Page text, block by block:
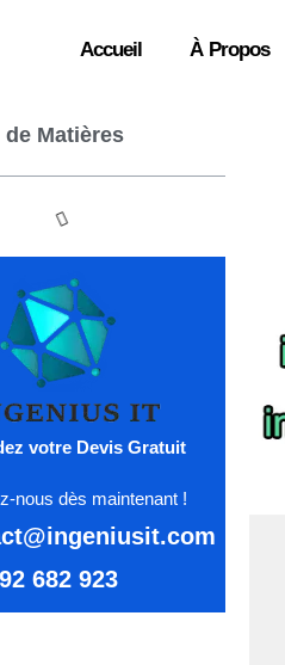
Accueil À Propos
de Matières
votre Devis Gratuit
nous dès maintenant !
682 923